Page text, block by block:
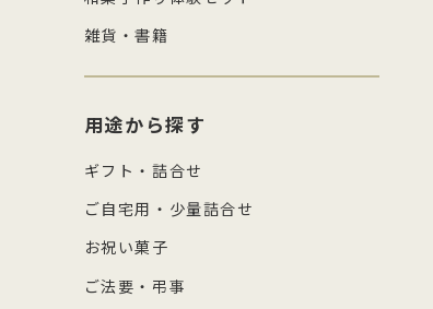
雑貨・書籍
用途から探す
ギフト・詰合せ
ご自宅用・少量詰合せ
お祝い菓子
ご法要・弔事